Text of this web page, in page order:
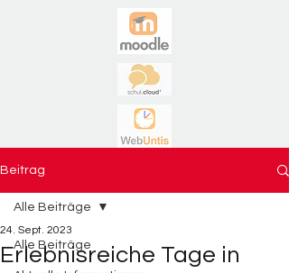
Beitrag
Alle Beiträge
Alle Beiträge
Erlebnisreiche Tage in
24. Sept. 2023